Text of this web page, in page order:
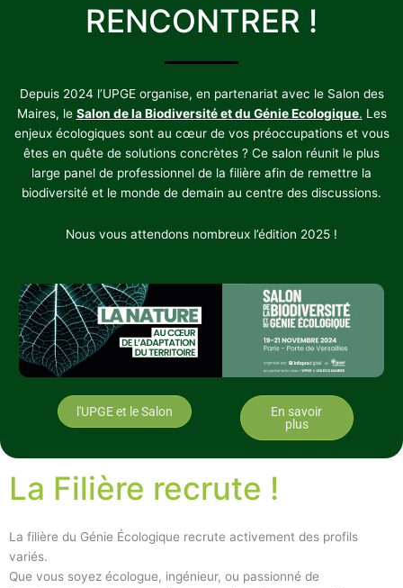
RENCONTRER !
Depuis 2024 l’UPGE organise, en partenariat avec le Salon des
Maires, le Salon de la Biodiversité et du Génie Ecologique. Les
enjeux écologiques sont au cœur de vos préoccupations et vous
êtes en quête de solutions concrètes ? Ce salon réunit le plus
large panel de professionnel de la filière afin de remettre la
biodiversité et le monde de demain au centre des discussions.
Nous vous attendons nombreux l’édition 2025 !
l'UPGE et le Salon
En savoir
plus
La Filière recrute !
La filière du Génie Écologique recrute activement des profils
variés.
Que vous soyez écologue, ingénieur, ou passionné de